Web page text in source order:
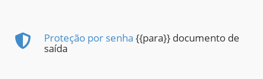
Proteção por senha {{para}} documento de
saída